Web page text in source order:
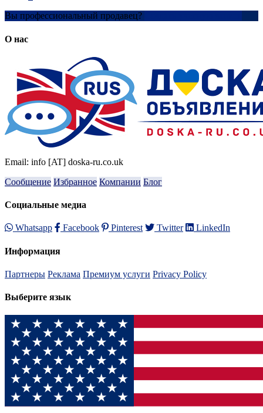
Вы профессиональный продавец?
О нас
Email: info [AT] doska-ru.co.uk
Сообщение Избранное Компании Блог
Социальные медиа
Whatsapp Facebook Pinterest Twitter LinkedIn
Информация
Партнеры Реклама Премиум услуги Privacy Policy
Выберите язык